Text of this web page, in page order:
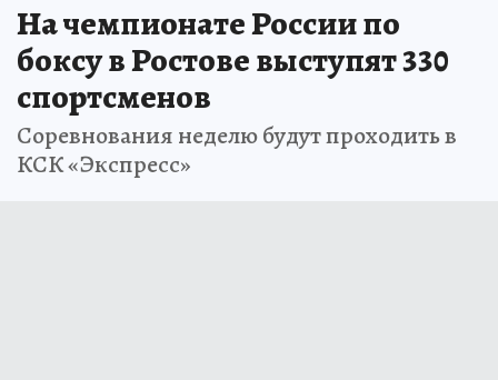
На чемпионате России по
боксу в Ростове выступят 330
спортсменов
Соревнования неделю будут проходить в
КСК «Экспресс»